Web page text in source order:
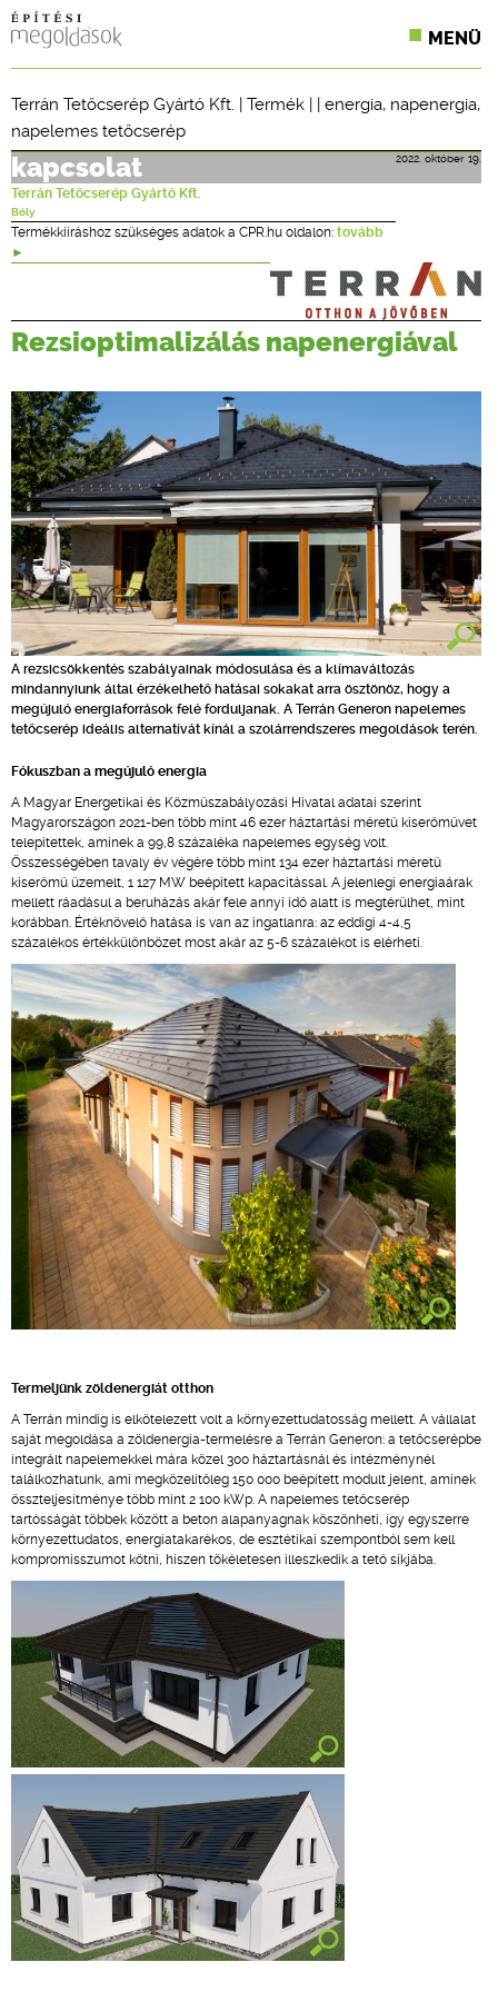
MENÜ
SZAKLAPOK
CPR TERMÉKKIÍRÁS
ÉPÍTÉSI JOG
ONLINE KÉPZÉSEK
TERVEZÉSI SEGÉDLETEK
Terrán Tetőcserép Gyártó Kft. | Termék | | energia, napenergia,
napelemes tetőcserép
2022. október 19.
kapcsolat
Terrán Tetőcserép Gyártó Kft.
Bóly
Termékkiíráshoz szükséges adatok a CPR.hu oldalon: tovább
Rezsioptimalizálás napenergiával
A rezsicsökkentés szabályainak módosulása és a klímaváltozás
mindannyiunk által érzékelhető hatásai sokakat arra ösztönöz, hogy a
megújuló energiaforrások felé forduljanak. A Terrán Generon napelemes
tetőcserép ideális alternatívát kínál a szolárrendszeres megoldások terén.
Fókuszban a megújuló energia
A Magyar Energetikai és Közműszabályozási Hivatal adatai szerint
Magyarországon 2021-ben több mint 46 ezer háztartási méretű kiserőművet
telepítettek, aminek a 99,8 százaléka napelemes egység volt.
Összességében tavaly év végére több mint 134 ezer háztartási méretű
kiserőmű üzemelt, 1 127 MW beépített kapacitással. A jelenlegi energiaárak
mellett ráadásul a beruházás akár fele annyi idő alatt is megtérülhet, mint
korábban. Értéknövelő hatása is van az ingatlanra: az eddigi 4-4,5
százalékos értékkülönbözet most akár az 5-6 százalékot is elérheti.
Termeljünk zöldenergiát otthon
A Terrán mindig is elkötelezett volt a környezettudatosság mellett. A vállalat
saját megoldása a zöldenergia-termelésre a Terrán Generon: a tetőcserépbe
integrált napelemekkel mára közel 300 háztartásnál és intézménynél
találkozhatunk, ami megközelítőleg 150 000 beépített modult jelent, aminek
összteljesítménye több mint 2 100 kWp. A napelemes tetőcserép
tartósságát többek között a beton alapanyagnak köszönheti, így egyszerre
környezettudatos, energiatakarékos, de esztétikai szempontból sem kell
kompromisszumot kötni, hiszen tökéletesen illeszkedik a tető síkjába.